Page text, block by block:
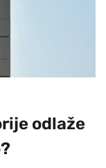
odlaže